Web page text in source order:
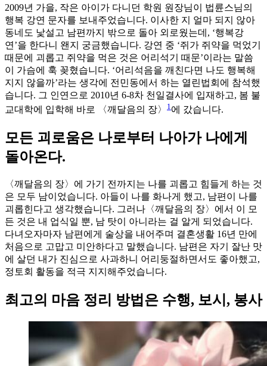
2009년 가을, 작은 아이가 다니던 학원 원장님이 법륜스님의
행복 강연 문자를 보내주었습니다. 이사한 지 얼마 되지 않아
동네도 낯설고 남편까지 밖으로 돌아 외로웠는데, ‘행복강
연’을 한다니 왠지 궁금했습니다. 강연 중 ‘쥐가 쥐약을 먹었기
때문에 괴롭고 쥐약을 먹은 것은 어리석기 때문’이라는 말씀
이 가슴에 훅 꽂혔습니다. ‘어리석음을 깨친다면 나도 행복해
지지 않을까’라는 생각에 전민동에서 하는 열린법회에 참석했
습니다. 그 인연으로 2010년 6-8차 천일결사에 입재하고, 봄 불
교대학에 입학해 바로 〈깨달음의 장〉
1 에 갔습니다.
모든 괴로움은 나로부터 나아가 나에게
돌아온다.
〈깨달음의 장〉에 가기 전까지는 나를 괴롭고 힘들게 하는 것
은 모두 남이었습니다. 아들이 나를 화나게 했고, 남편이 나를
괴롭힌다고 생각했습니다. 그러나〈깨달음의 장〉에서 이 모
든 것은 내 업식일 뿐, 남 탓이 아니라는 걸 알게 되었습니다.
다녀오자마자 남편에게 술상을 내어주며 결혼생활 16년 만에
처음으로 고맙고 미안하다고 말했습니다. 남편은 자기 잘난 맛
에 살던 내가 진심으로 사과하니 어리둥절하면서도 좋아했고,
정토회 활동을 적극 지지해주었습니다.
최고의 마음 정리 방법은 수행, 보시, 봉사